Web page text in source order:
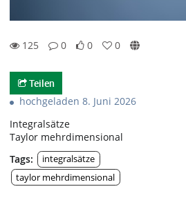
125
0
0
0
Teilen
hochgeladen 8. Juni 2026
Integralsätze
Taylor mehrdimensional
Tags:
integralsätze
taylor mehrdimensional